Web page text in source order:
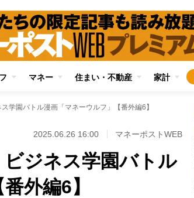
マネー 住まい・不動産 家計
学園バトル漫画「マネーウルフ」【番外編6】
2025.06.26 16:00 マネーポストWEB
ジネス学園バトル
外編6】